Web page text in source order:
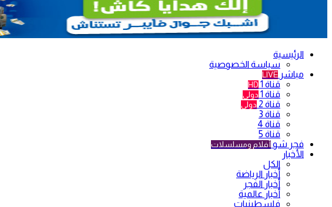
الرئيسية
سياسة الخصوصية
مباشر LIVE
قناة 1 HD
قناة 1 دولي
قناة 2 دولي
قناة 3
قناة 4
قناة 5
فجر شو أفلام ومسلسلات
الأخبار
الكل
أخبار الرياضة
أخبار الفجر
أخبار عالمية
فلسطينيات